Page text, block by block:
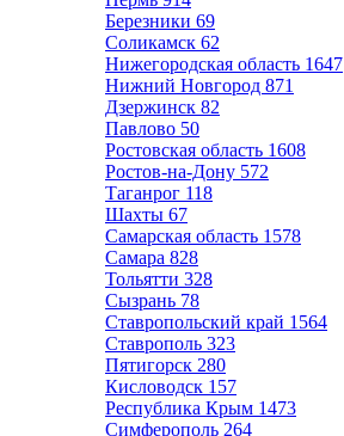
Березники 69
Соликамск 62
Нижегородская область 1647
Нижний Новгород 871
Дзержинск 82
Павлово 50
Ростовская область 1608
Ростов-на-Дону 572
Таганрог 118
Шахты 67
Самарская область 1578
Самара 828
Тольятти 328
Сызрань 78
Ставропольский край 1564
Ставрополь 323
Пятигорск 280
Кисловодск 157
Республика Крым 1473
Симферополь 264